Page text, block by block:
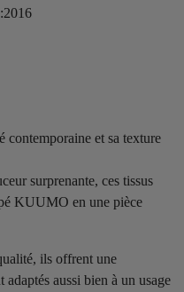
contemporaine et sa texture
surprenante, ces tissus
KUUMO en une pièce
ils offrent une
adaptés aussi bien à un usage